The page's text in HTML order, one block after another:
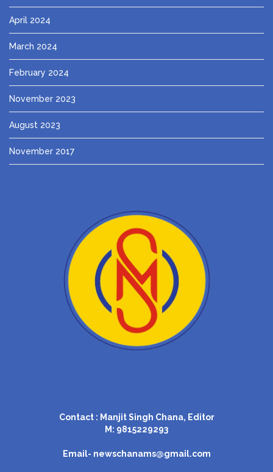
April 2024
March 2024
February 2024
November 2023
August 2023
November 2017
Contact : Manjit Singh Chana, Editor
M: 9815229293
Email- newschanams@gmail.com